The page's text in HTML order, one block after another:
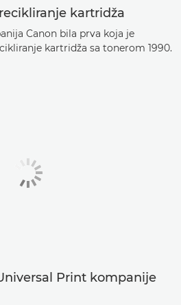
kartridža
Canon bila prva koja je
kartridža sa tonerom 1990.
Print kompanije